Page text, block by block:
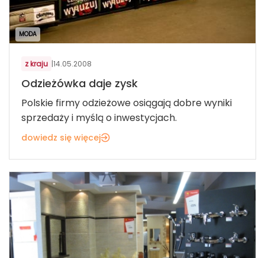
MODA
z kraju |14.05.2008
Odzieżówka daje zysk
Polskie firmy odzieżowe osiągają dobre wyniki
sprzedaży i myślą o inwestycjach.
dowiedz się więcej